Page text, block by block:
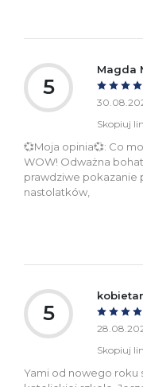
5
Magda
Skopiuj
💞Moja opinia💞: Co
WOW! Odważna
prawdziwe pokazanie
nastolatków,
5
Skopiuj
Yami od nowego roku